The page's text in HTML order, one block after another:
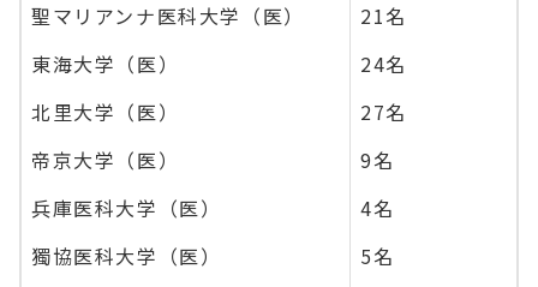
聖マリアンナ医科大学（医）
21名
東海大学（医）
24名
北里大学（医）
27名
帝京大学（医）
9名
兵庫医科大学（医）
4名
獨協医科大学（医）
5名